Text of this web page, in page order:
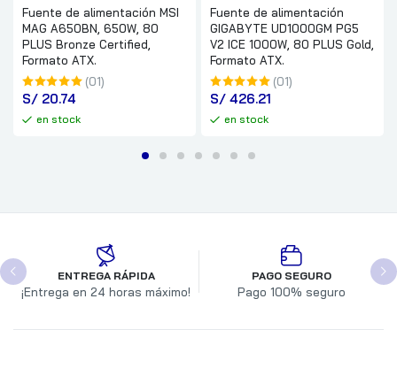
Fuente de alimentación MSI
MAG A650BN, 650W, 80
PLUS Bronze Certified,
Formato ATX.
(01)
S/ 20.74
en stock
Fuente de alimentación
GIGABYTE UD1000GM PG5
V2 ICE 1000W, 80 PLUS Gold,
Formato ATX.
(01)
S/ 426.21
en stock
ENTREGA RÁPIDA
¡Entrega en 24 horas máximo!
PAGO SEGURO
Pago 100% seguro